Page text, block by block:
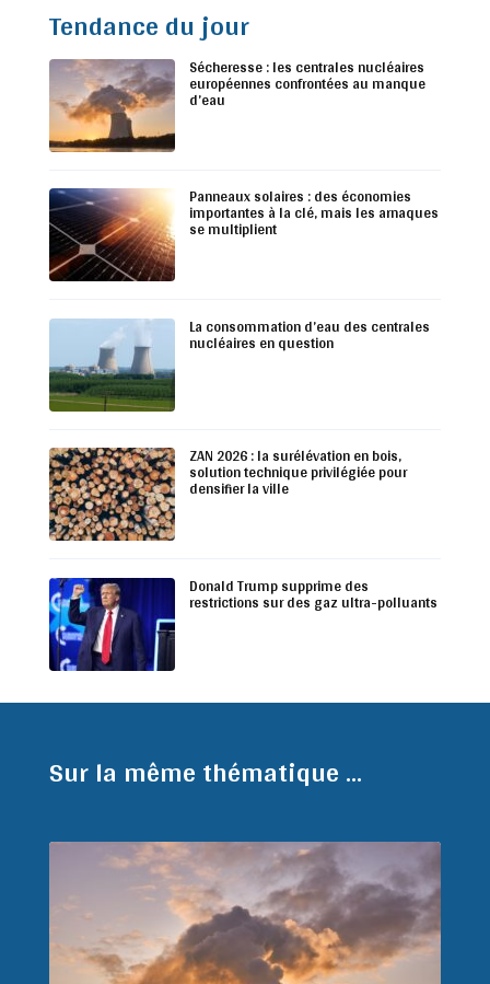
Tendance du jour
Sécheresse : les centrales nucléaires
européennes confrontées au manque
d’eau
Panneaux solaires : des économies
importantes à la clé, mais les arnaques
se multiplient
La consommation d’eau des centrales
nucléaires en question
ZAN 2026 : la surélévation en bois,
solution technique privilégiée pour
densifier la ville
Donald Trump supprime des
restrictions sur des gaz ultra-polluants
Sur la même thématique ...